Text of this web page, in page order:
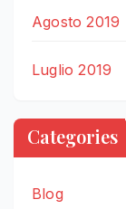
Agosto 2019
Luglio 2019
Categories
Blog